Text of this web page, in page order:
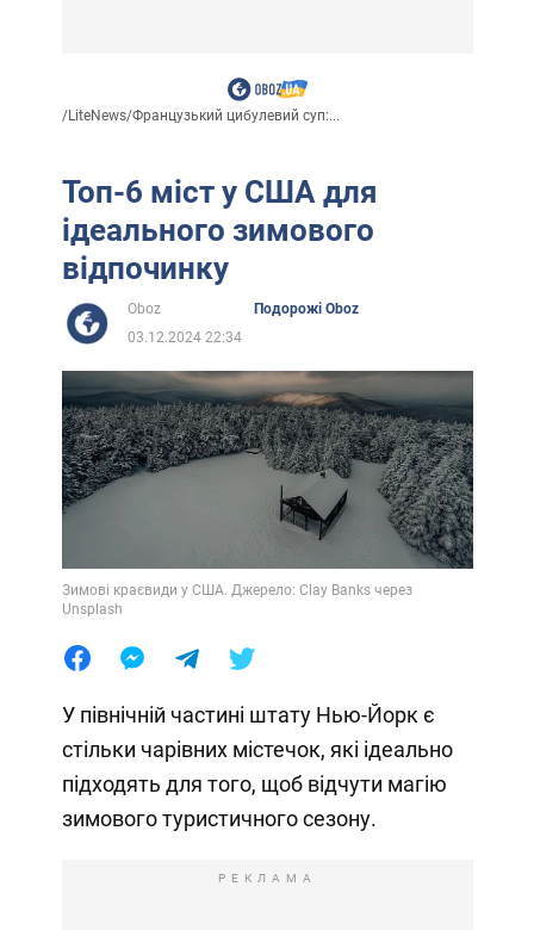
/LiteNews/Французький цибулевий суп:...
Топ-6 міст у США для
ідеального зимового
відпочинку
Oboz
Подорожі Oboz
03.12.2024 22:34
Зимові краєвиди у США. Джерело: Clay Banks через
Unsplash
У північній частині штату Нью-Йорк є
стільки чарівних містечок, які ідеально
підходять для того, щоб відчути магію
зимового туристичного сезону.
РЕКЛАМА